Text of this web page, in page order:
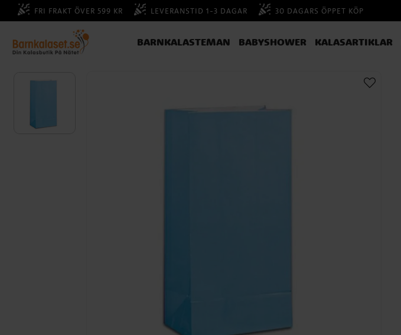
FRI FRAKT ÖVER 599 KR LEVERANSTID 1-3 DAGAR 30 DAGARS ÖPPET KÖP
BARNKALASTEMAN BABYSHOWER KALASARTIKLAR